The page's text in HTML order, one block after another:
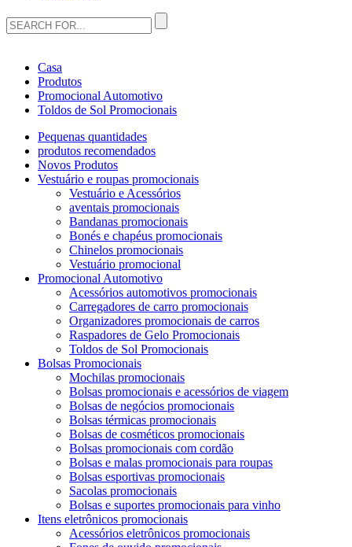
Casa
Produtos
Promocional Automotivo
Toldos de Sol Promocionais
Pequenas quantidades
produtos recomendados
Novos Produtos
Vestuário e roupas promocionais
Vestuário e Acessórios
aventais promocionais
Bandanas promocionais
Bonés e chapéus promocionais
Chinelos promocionais
Vestuário promocional
Promocional Automotivo
Acessórios automotivos promocionais
Carregadores de carro promocionais
Organizadores promocionais de carros
Raspadores de Gelo Promocionais
Toldos de Sol Promocionais
Bolsas Promocionais
Mochilas promocionais
Bolsas promocionais e acessórios de viagem
Bolsas de negócios promocionais
Bolsas térmicas promocionais
Bolsas de cosméticos promocionais
Bolsas promocionais com cordão
Bolsas e malas promocionais para roupas
Bolsas esportivas promocionais
Sacolas promocionais
Bolsas e suportes promocionais para vinho
Itens eletrônicos promocionais
Acessórios eletrônicos promocionais